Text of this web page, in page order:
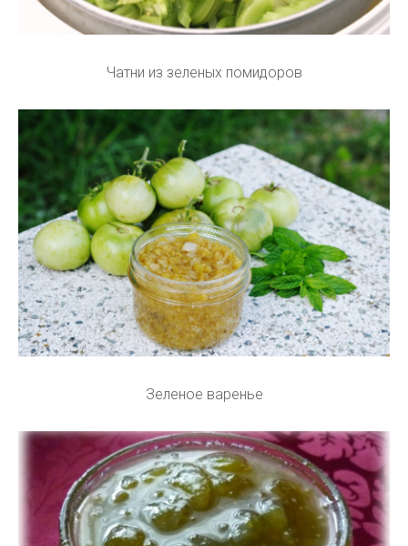
Чатни из зеленых помидоров
Зеленое варенье